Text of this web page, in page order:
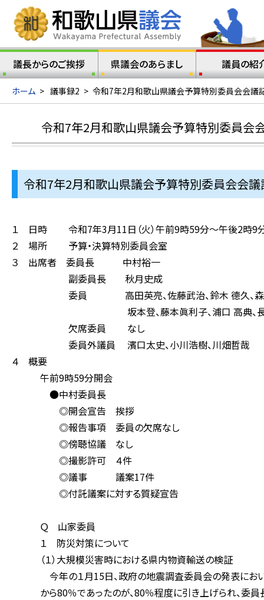
議長からのご挨拶 県議会のあらまし 議員の紹
ホーム > 議事録2 > 令和7年2月和歌山県議会予算特別委員会会議
令和7年2月和歌山県議会予算特別委員会
令和7年2月和歌山県議会予算特別委員会会議
１ 日時 令和7年3月11日（火）午前9時59分～午後2時9
２ 場所 予算・決算特別委員会室
３ 出席者 委員長 中村裕一
副委員長 秋月史成
委員 高田英亮、佐藤武治、鈴木 德久、森礼子、玄
坂本登、藤本眞利子、浦口 高典、長坂隆司、
欠席委員 なし
委員外議員 濱口太史、小川浩樹、川畑哲哉
４ 概要
午前9時59分開会
●中村委員長
◎開会宣告 挨拶
◎報告事項 委員の欠席なし
◎傍聴協議 なし
◎撮影許可 ４件
◎議事 議案17件
◎付託議案に対する質疑宣告
Ｑ 山家委員
１ 防災対策について
（１）大規模災害時における県内物資輸送の検証
今年の１月15日、政府の地震調査委員会の発表において
から80％であったのが、80％程度に引き上げられ、委員